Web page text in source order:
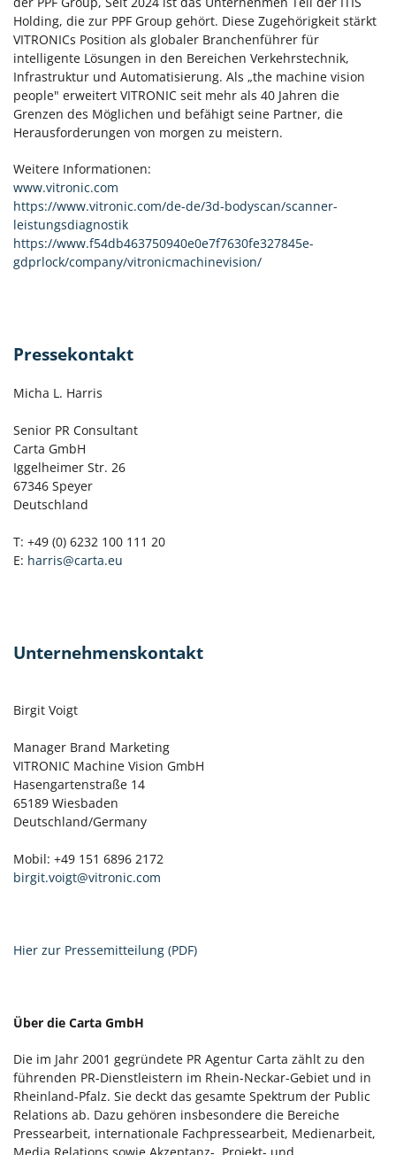
Holding, die zur PPF Group gehört. Diese Zugehörigkeit stärkt
VITRONICs Position als globaler Branchenführer für
intelligente Lösungen in den Bereichen Verkehrstechnik,
Infrastruktur und Automatisierung. Als „the machine vision
people" erweitert VITRONIC seit mehr als 40 Jahren die
Grenzen des Möglichen und befähigt seine Partner, die
Herausforderungen von morgen zu meistern.
Weitere Informationen:
www.vitronic.com
https://www.vitronic.com/de-de/3d-bodyscan/scanner-
leistungsdiagnostik
https://www.f54db463750940e0e7f7630fe327845e-
gdprlock/company/vitronicmachinevision/
Pressekontakt
Micha L. Harris
Senior PR Consultant
Carta GmbH
Iggelheimer Str. 26
67346 Speyer
Deutschland
T: +49 (0) 6232 100 111 20
E: harris@carta.eu
Unternehmenskontakt
Birgit Voigt
Manager Brand Marketing
VITRONIC Machine Vision GmbH
Hasengartenstraße 14
65189 Wiesbaden
Deutschland/Germany
Mobil: +49 151 6896 2172
birgit.voigt@vitronic.com
Hier zur Pressemitteilung (PDF)
Über die Carta GmbH
Die im Jahr 2001 gegründete PR Agentur Carta zählt zu den
führenden PR-Dienstleistern im Rhein-Neckar-Gebiet und in
Rheinland-Pfalz. Sie deckt das gesamte Spektrum der Public
Relations ab. Dazu gehören insbesondere die Bereiche
Pressearbeit, internationale Fachpressearbeit, Medienarbeit,